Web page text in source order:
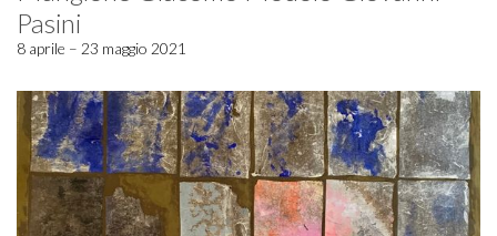
Pasini
8 aprile – 23 maggio 2021